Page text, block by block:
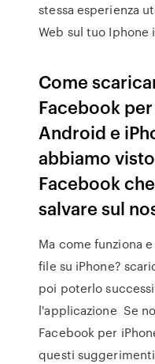
stessa esperienza
Web sul tuo Iphone
Come
Facebook
Android e
abbiamo
Facebook
salvare sul
Ma come funziona
file su iPhone?
poi poterlo
l'applicazione Se
Facebook per
questi